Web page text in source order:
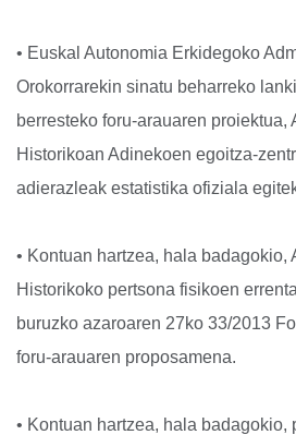
• Euskal Autonomia Erkidegoko
Orokorrarekin sinatu beharreko
berresteko foru-arauaren proiektua,
Historikoan Adinekoen egoitza-
adierazleak estatistika ofiziala
• Kontuan hartzea, hala badagokio,
Historikoko pertsona fisikoen
buruzko azaroaren 27ko 33/2013
foru-arauaren proposamena.
• Kontuan hartzea, hala badagokio,